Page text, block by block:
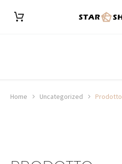
Home Uncategorized Prodotto